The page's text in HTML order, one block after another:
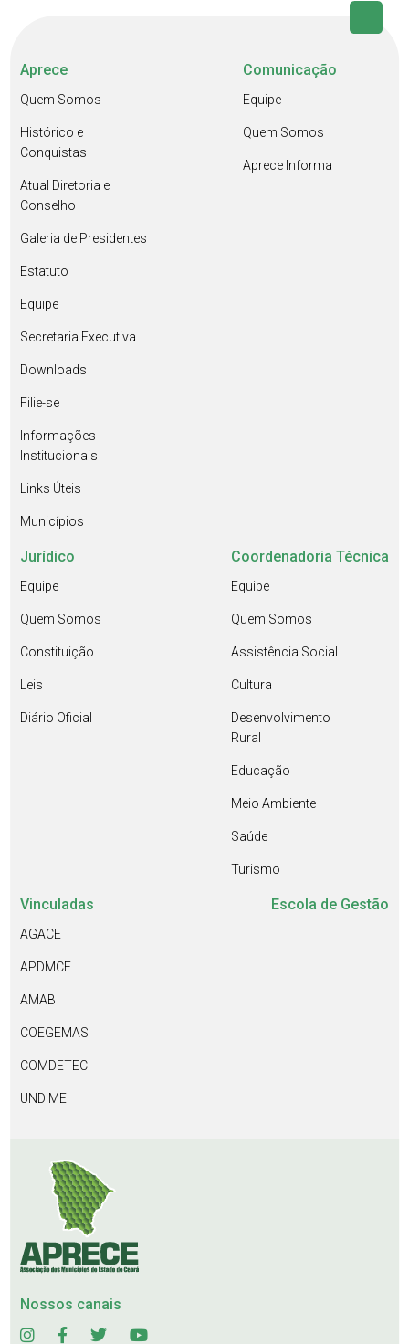
Aprece
Quem Somos
Histórico e
Conquistas
Atual Diretoria e
Conselho
Galeria de Presidentes
Estatuto
Equipe
Secretaria Executiva
Downloads
Filie-se
Informações
Institucionais
Links Úteis
Municípios
Comunicação
Equipe
Quem Somos
Aprece Informa
Jurídico
Equipe
Quem Somos
Constituição
Leis
Diário Oficial
Coordenadoria Técnica
Equipe
Quem Somos
Assistência Social
Cultura
Desenvolvimento
Rural
Educação
Meio Ambiente
Saúde
Turismo
Vinculadas
AGACE
APDMCE
AMAB
COEGEMAS
COMDETEC
UNDIME
Escola de Gestão
Nossos canais